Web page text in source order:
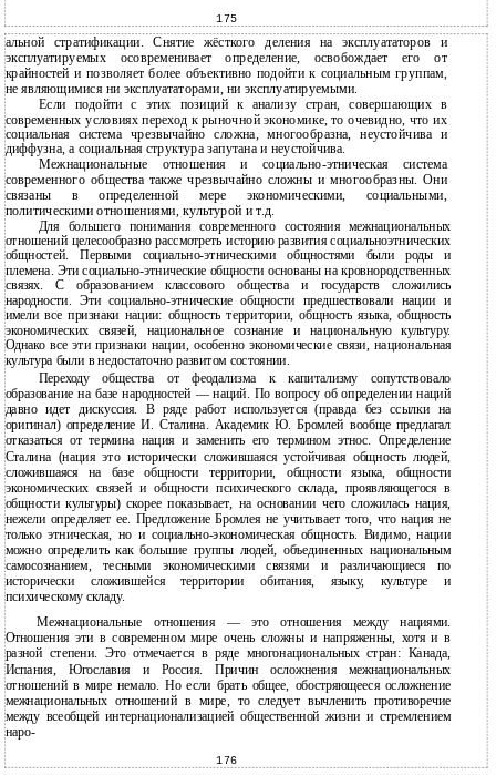
175
альной стратификации. Снятие жёсткого деления на эксплуататоров и
эксплуатируемых осовременивает определение, освобождает его от
крайностей и позволяет более объективно подойти к социальным группам,
не являющимися ни эксплуататорами, ни эксплуатируемыми.
Если подойти с этих позиций к анализу стран, совершающих в
современных условиях переход к рыночной экономике, то очевидно, что их
социальная система чрезвычайно сложна, многообразна, неустойчива и
диффузна, а социальная структура запутана и неустойчива.
Межнациональные отношения и социально-этническая система
современного общества также чрезвычайно сложны и многообразны. Они
связаны в определенной мере экономическими, социальными,
политическими отношениями, культурой и т.д.
Для большего понимания современного состояния межнациональных
отношений целесообразно рассмотреть историю развития социальноэтнических
общностей. Первыми социально-этническими общностями были роды и
племена. Эти социально-этнические общности основаны на кровнородственных
связях. С образованием классового общества и государств сложились
народности. Эти социально-этнические общности предшествовали нации и
имели все признаки нации: общность территории, общность языка, общность
экономических связей, национальное сознание и национальную культуру.
Однако все эти признаки нации, особенно экономические связи, национальная
культура были в недостаточно развитом состоянии.
Переходу общества от феодализма к капитализму сопутствовало
образование на базе народностей — наций. По вопросу об определении наций
давно идет дискуссия. В ряде работ используется (правда без ссылки на
оригинал) определение И. Сталина. Академик Ю. Бромлей вообще предлагал
отказаться от термина нация и заменить его термином этнос. Определение
Сталина (нация это исторически сложившаяся устойчивая общность людей,
сложившаяся на базе общности территории, общности языка, общности
экономических связей и общности психического склада, проявляющегося в
общности культуры) скорее показывает, на основании чего сложилась нация,
нежели определяет ее. Предложение Бромлея не учитывает того, что нация не
только этническая, но и социально-экономическая общность. Видимо, нации
можно определить как большие группы людей, объединенных национальным
самосознанием, тесными экономическими связями и различающиеся по
исторически сложившейся территории обитания, языку, культуре и
психическому складу.
Межнациональные отношения — это отношения между нациями.
Отношения эти в современном мире очень сложны и напряженны, хотя и в
разной степени. Это отмечается в ряде многонациональных стран: Канада,
Испания, Югославия и Россия. Причин осложнения межнациональных
отношений в мире немало. Но если брать общее, обостряющееся осложнение
межнациональных отношений в мире, то следует вычленить противоречие
между всеобщей интернационализацией общественной жизни и стремлением
наро-
176